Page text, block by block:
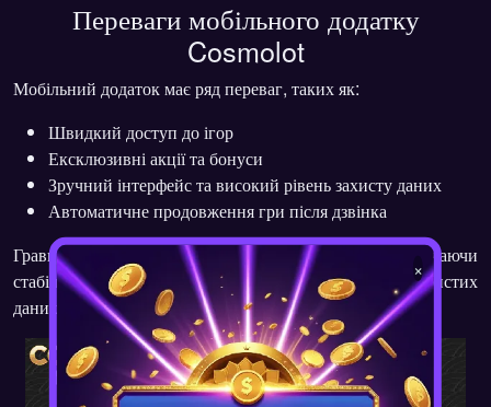
Переваги мобільного додатку
Cosmolot
Мобільний додаток має ряд переваг, таких як:
Швидкий доступ до ігор
Ексклюзивні акції та бонуси
Зручний інтерфейс та високий рівень захисту даних
Автоматичне продовження гри після дзвінка
Гравці отримують комфортні умови для гри, включаючи
стабільну роботу на старих пристроях і захист особистих
даних.
×